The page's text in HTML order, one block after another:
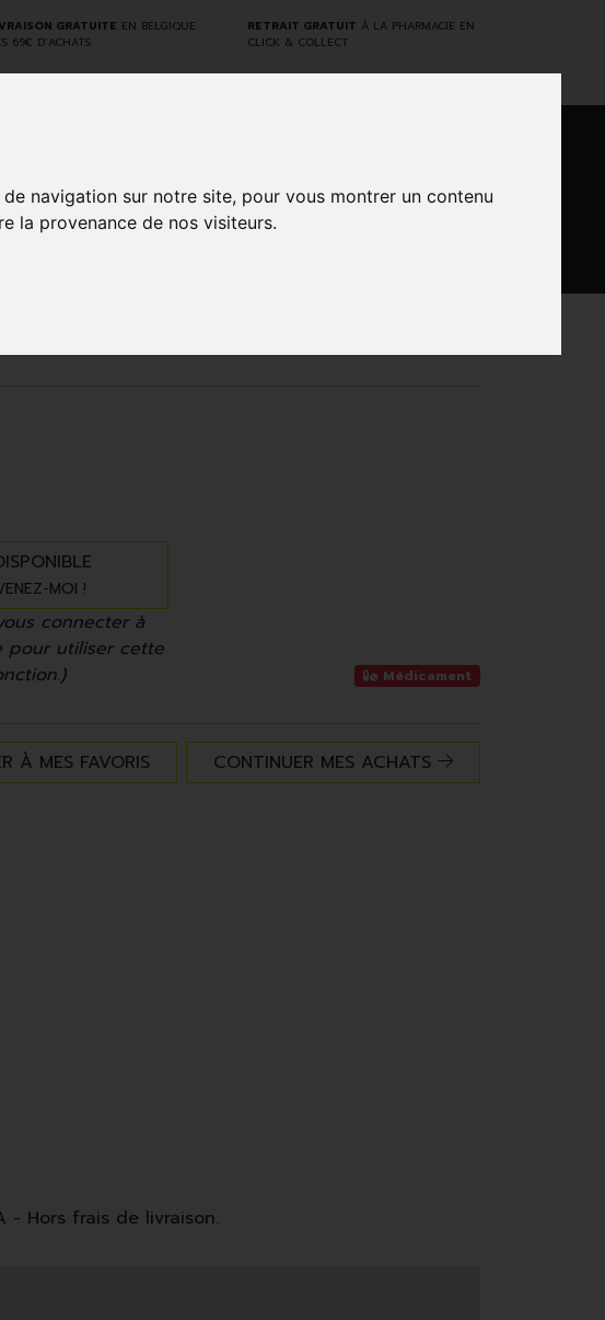
navigation sur notre site, pour vous montrer un contenu
la provenance de nos visiteurs.
GRATUITE EN BELGIQUE
69€ D’ACHATS
RETRAIT GRATUIT À LA PHARMACIE EN
CLICK & COLLECT
GO
MOI !
connecter à
pour utiliser cette
Médicament
À MES FAVORIS CONTINUER MES ACHATS
Hors frais de livraison.